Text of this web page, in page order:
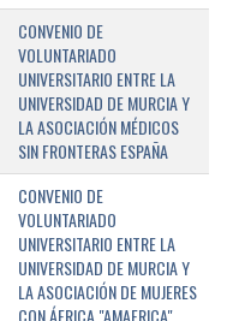
CONVENIO DE
VOLUNTARIADO
UNIVERSITARIO ENTRE LA
UNIVERSIDAD DE MURCIA Y
LA ASOCIACIÓN MÉDICOS
SIN FRONTERAS ESPAÑA
CONVENIO DE
VOLUNTARIADO
UNIVERSITARIO ENTRE LA
UNIVERSIDAD DE MURCIA Y
LA ASOCIACIÓN DE MUJERES
CON ÁFRICA "AMAFRICA"